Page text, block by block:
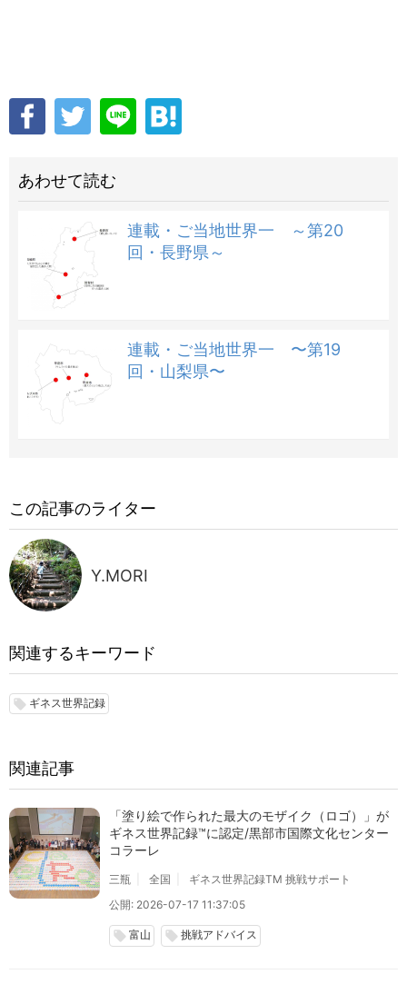
あわせて読む
連載・ご当地世界一 ～第20
回・長野県～
連載・ご当地世界一 〜第19
回・山梨県〜
この記事のライター
Y.MORI
関連するキーワード
local_offer ギネス世界記録
関連記事
「塗り絵で作られた最大のモザイク（ロゴ）」が
ギネス世界記録™に認定/黒部市国際文化センター
コラーレ
三瓶 全国
ギネス世界記録TM 挑戦サポート
公開: 2026-07-17 11:37:05
local_offer 富山 local_offer 挑戦アドバイス